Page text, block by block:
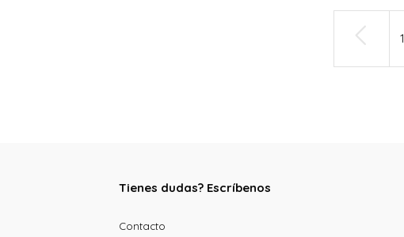
1
Tienes dudas? Escríbenos
Contacto